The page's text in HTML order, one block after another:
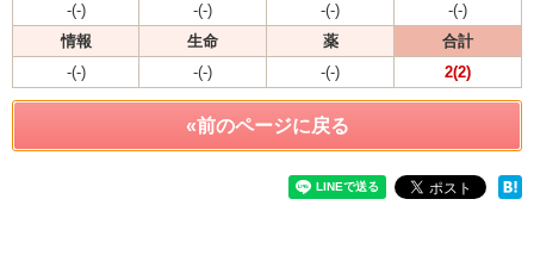
-(-)
-(-) -(-)
-(-)
情報
生命 薬
合計
-(-)
-(-) -(-) 2(2)
«前のページに戻る